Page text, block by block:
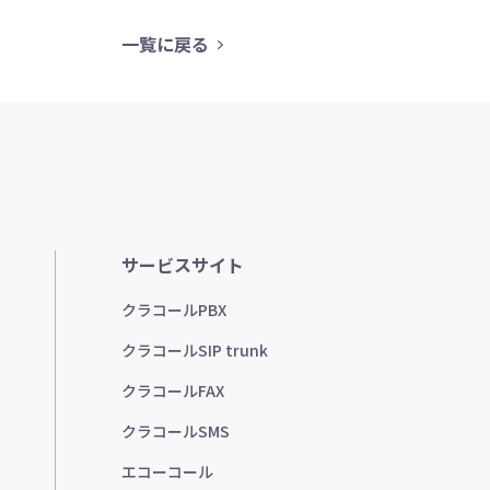
一覧に戻る
サービスサイト
クラコールPBX
クラコールSIP trunk
クラコールFAX
クラコールSMS
エコーコール